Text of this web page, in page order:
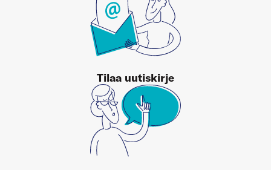
Tilaa uutiskirje